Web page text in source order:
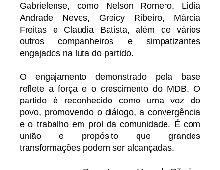
Gabrielense, como Nelson Romero, Lidia
Andrade Neves, Greicy Ribeiro, Márcia
Freitas e Claudia Batista, além de vários
outros companheiros e simpatizantes
engajados na luta do partido.
O engajamento demonstrado pela base
reflete a força e o crescimento do MDB. O
partido é reconhecido como uma voz do
povo, promovendo o diálogo, a convergência
e o trabalho em prol da comunidade. É com
união e propósito que grandes
transformações podem ser alcançadas.